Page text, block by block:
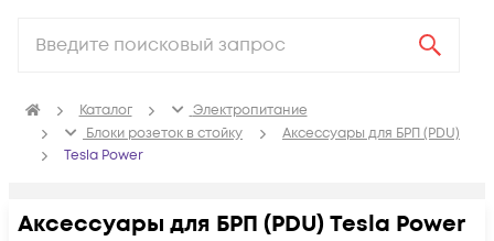
Каталог
Электропитание
Блоки розеток в стойку
Аксессуары для БРП (PDU)
Tesla Power
Аксессуары для БРП (PDU) Tesla Power